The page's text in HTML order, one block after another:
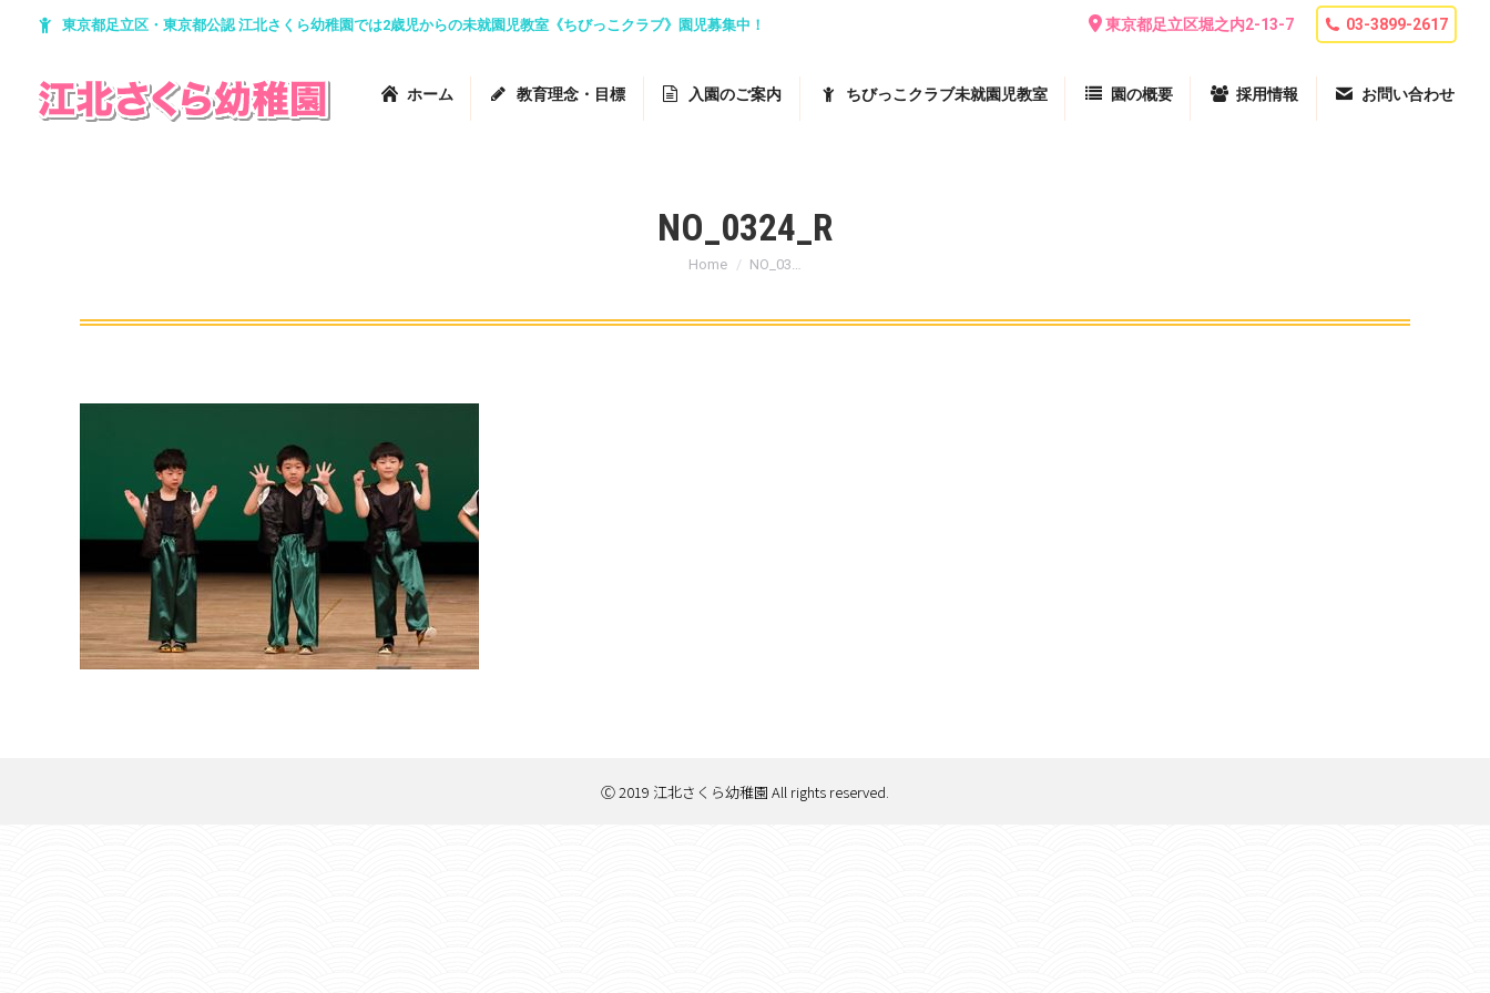
東京都足立区・東京都公認 江北さくら幼稚園では2歳児からの未就園児教室《ちびっこクラブ》園児募集中！ 東京都足立区堀之内2-13-7 03-3899-2617
ホーム 教育理念・目標 入園のご案内 ちびっこクラブ未就園児教室 園の概要 採用情報 お問い合わせ
NO_0324_R
You are here:
Home NO_03…
Ⓒ 2019 江北さくら幼稚園 All rights reserved.